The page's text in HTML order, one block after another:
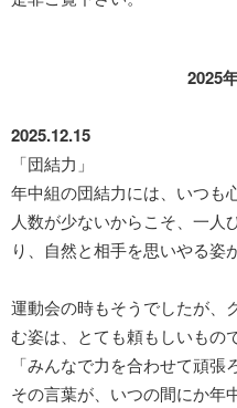
2025
2025.12.15
「団結力」
年中組の団結力には、いつも
人数が少ないからこそ、一人
り、自然と相手を思いやる姿
運動会の時もそうでしたが、
む姿は、とても頼もしいもので
「みんなで力を合わせて頑張
その言葉が、いつの間にか年